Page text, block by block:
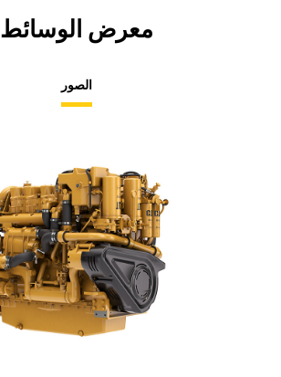
معرض الوسائط
الصور